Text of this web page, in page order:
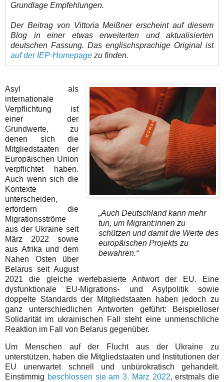
Grundlage Empfehlungen.
Der Beitrag von Vittoria Meißner erscheint auf diesem
Blog in einer etwas erweiterten und aktualisierten
deutschen Fassung. Das englischsprachige Original ist
auf der IEP-Homepage zu finden.
„Auch Deutschland kann mehr
tun, um Migrant:innen zu
schützen und damit die Werte des
europäischen Projekts zu
bewahren.“
Asyl als
internationale
Verpflichtung ist
einer der
Grundwerte, zu
denen sich die
Mitgliedstaaten der
Europäischen Union
verpflichtet haben.
Auch wenn sich die
Kontexte
unterscheiden,
erfordern die
Migrationsströme
aus der Ukraine seit
März 2022 sowie
aus Afrika und dem
Nahen Osten über
Belarus seit August
2021 die gleiche wertebasierte Antwort der EU. Eine
dysfunktionale EU-Migrations- und Asylpolitik sowie
doppelte Standards der Mitgliedstaaten haben jedoch zu
ganz unterschiedlichen Antworten geführt: Beispielloser
Solidarität im ukrainischen Fall steht eine unmenschliche
Reaktion im Fall von Belarus gegenüber.
Um Menschen auf der Flucht aus der Ukraine zu
unterstützen, haben die Mitgliedstaaten und Institutionen der
EU unerwartet schnell und unbürokratisch gehandelt.
Einstimmig beschlossen sie am 3. März 2022, erstmals die